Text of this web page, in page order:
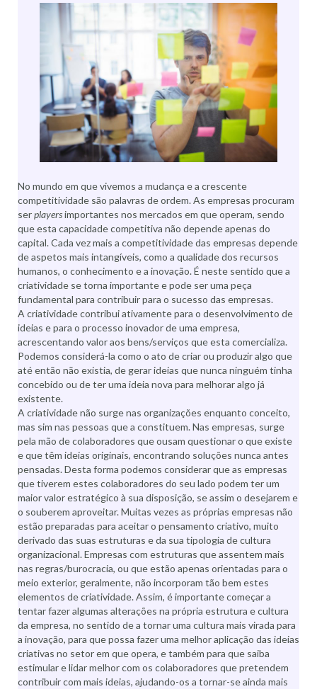
No mundo em que vivemos a mudança e a crescente
competitividade são palavras de ordem. As empresas procuram
serplayersimportantes nos mercados em que operam, sendo
que esta capacidade competitiva não depende apenas do
capital. Cada vez mais a competitividade das empresas depende
de aspetos mais intangíveis, como a qualidade dos recursos
humanos, o conhecimento e a inovação. É neste sentido que a
criatividade se torna importante e pode ser uma peça
fundamental para contribuir para o sucesso das empresas.
A criatividade contribui ativamente para o desenvolvimento de
ideias e para o processo inovador de uma empresa,
acrescentando valor aos bens/serviços que esta comercializa.
Podemos considerá-la como o ato de criar ou produzir algo que
até então não existia, de gerar ideias que nunca ninguém tinha
concebido ou de ter uma ideia nova para melhorar algo já
existente.
A criatividade não surge nas organizações enquanto conceito,
mas sim nas pessoas que a constituem. Nas empresas, surge
pela mão de colaboradores que ousam questionar o que existe
e que têm ideias originais, encontrando soluções nunca antes
pensadas. Desta forma podemos considerar que as empresas
que tiverem estes colaboradores do seu lado podem ter um
maior valor estratégico à sua disposição, se assim o desejarem e
o souberem aproveitar. Muitas vezes as próprias empresas não
estão preparadas para aceitar o pensamento criativo, muito
derivado das suas estruturas e da sua tipologia de cultura
organizacional. Empresas com estruturas que assentem mais
nas regras/burocracia, ou que estão apenas orientadas para o
meio exterior, geralmente, não incorporam tão bem estes
elementos de criatividade. Assim, é importante começar a
tentar fazer algumas alterações na própria estrutura e cultura
da empresa, no sentido de a tornar uma cultura mais virada para
a inovação, para que possa fazer uma melhor aplicação das ideias
criativas no setor em que opera, e também para que saiba
estimular e lidar melhor com os colaboradores que pretendem
contribuir com mais ideias, ajudando-os a tornar-se ainda mais